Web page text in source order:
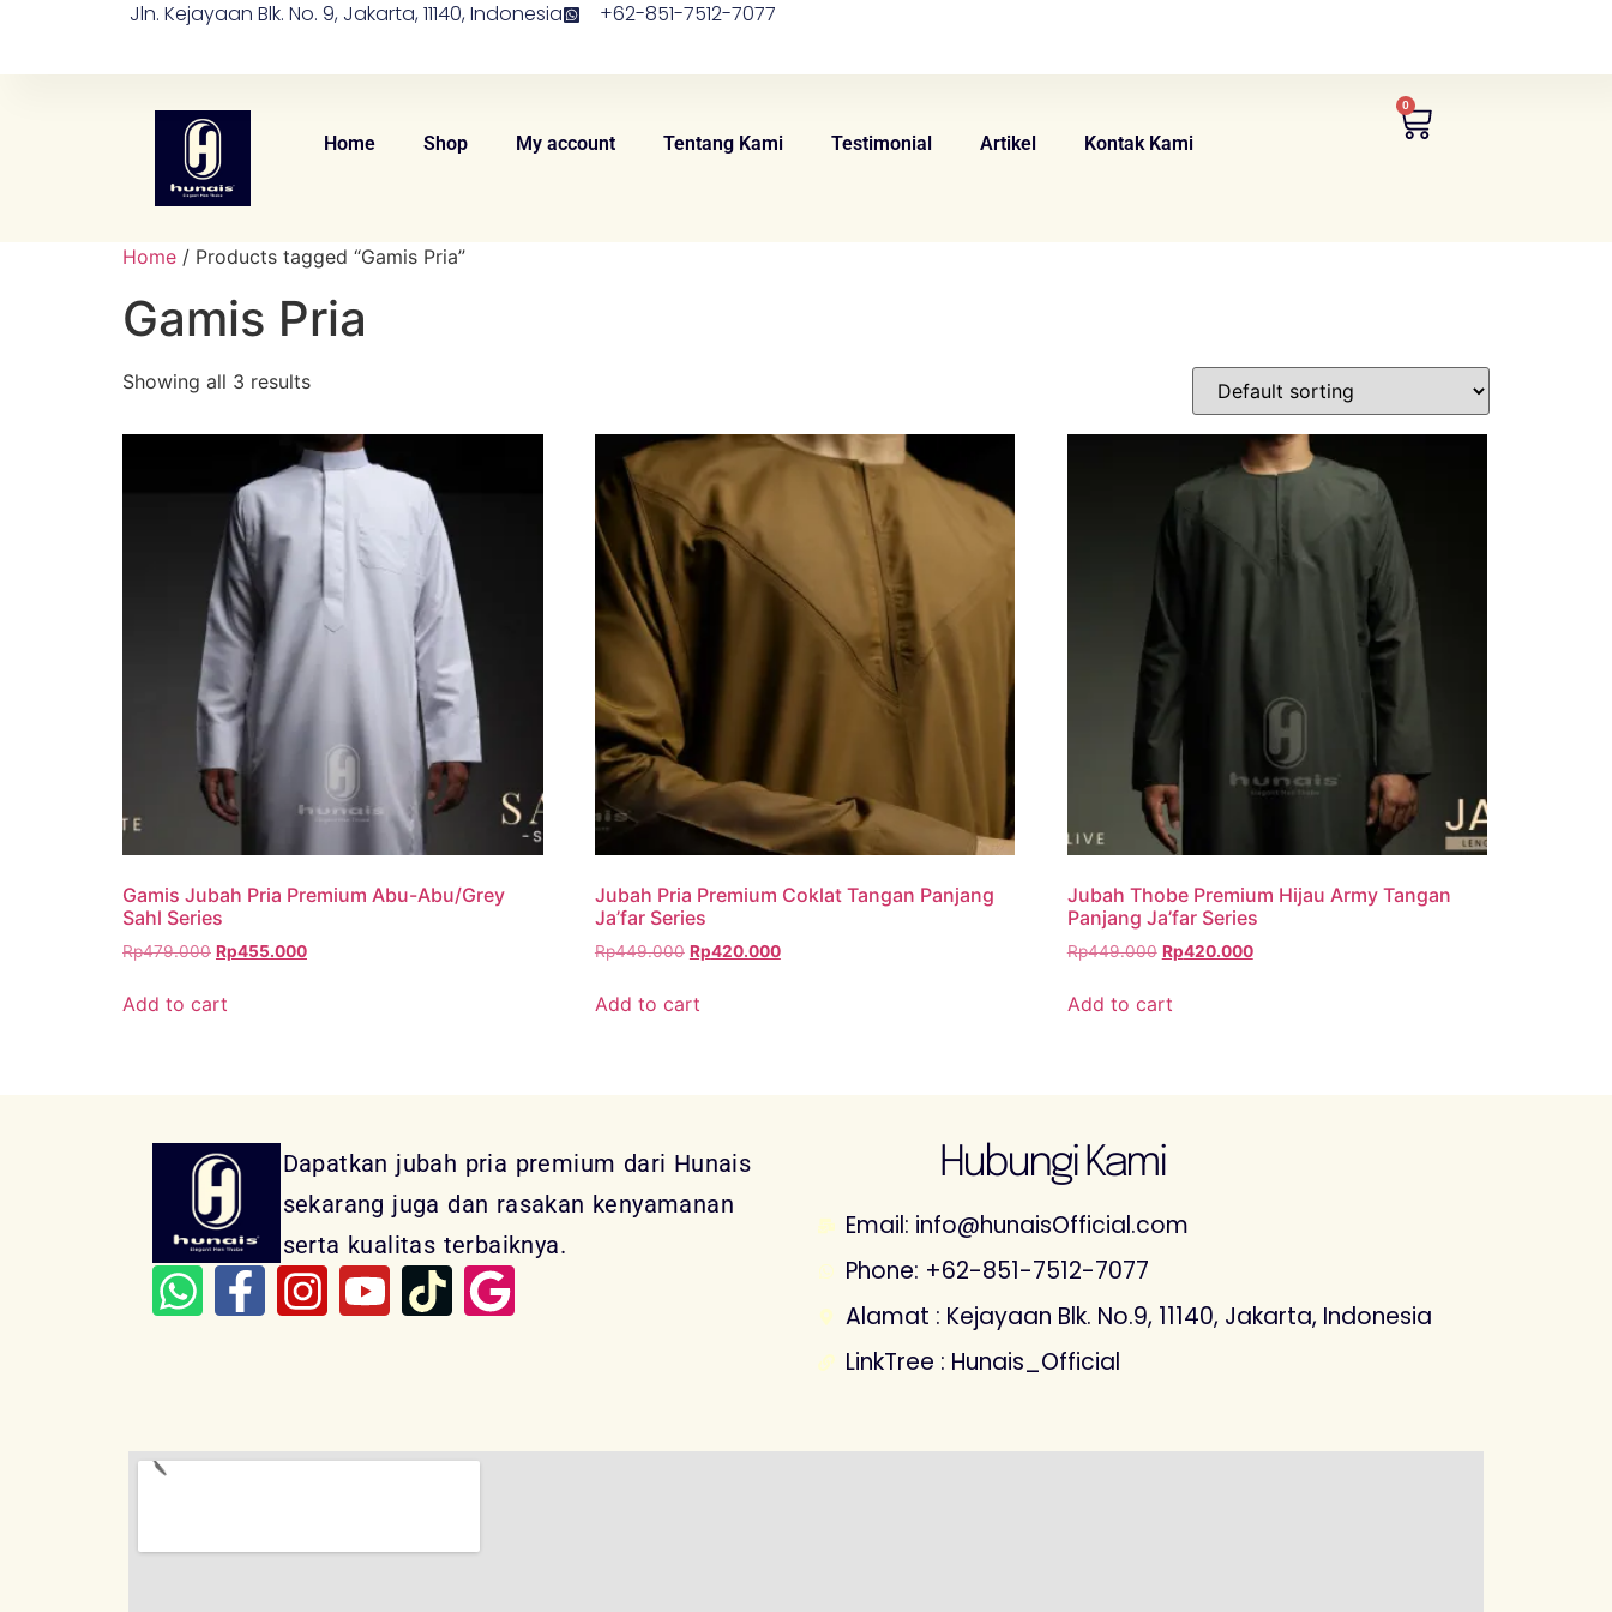
Jln. Kejayaan Blk. No. 9, Jakarta, 11140, Indonesia +62-851-7512-7077
Home Shop My account Tentang Kami Testimonial Artikel Kontak Kami
0
Home / Products tagged “Gamis Pria”
Gamis Pria
Showing all 3 results
Gamis Jubah Pria Premium Abu-Abu/Grey
Sahl Series
Rp479.000 Rp455.000
Add to cart
Jubah Pria Premium Coklat Tangan Panjang
Ja’far Series
Rp449.000 Rp420.000
Add to cart
Jubah Thobe Premium Hijau Army Tangan
Panjang Ja’far Series
Rp449.000 Rp420.000
Add to cart
Dapatkan jubah pria premium dari Hunais
sekarang juga dan rasakan kenyamanan
serta kualitas terbaiknya.
Hubungi Kami
Email: info@hunaisOfficial.com
Phone: +62-851-7512-7077
Alamat : Kejayaan Blk. No.9, 11140, Jakarta, Indonesia
LinkTree : Hunais_Official